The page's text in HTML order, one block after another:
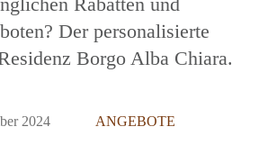
Der personalisierte
Borgo Alba Chiara.
2024 ANGEBOTE